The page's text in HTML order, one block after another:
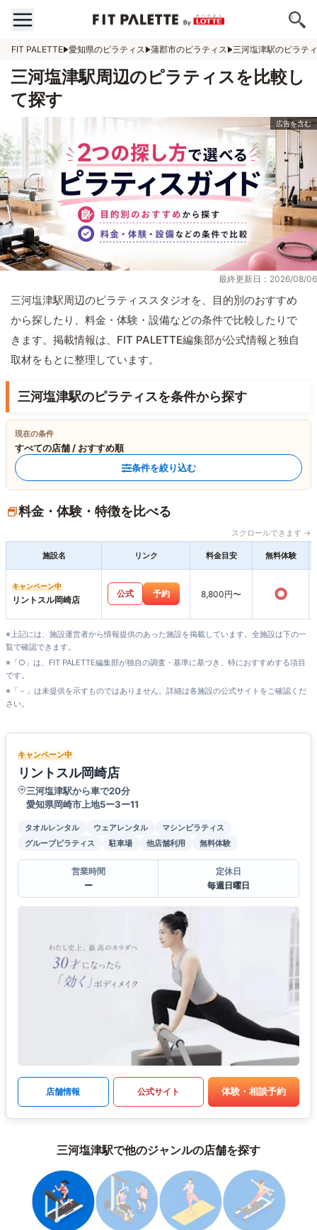
FIT PALETTE 愛知県のピラティス 蒲郡市のピラティス 三河塩津駅のピラテ
三河塩津駅周辺のピラティスを比較し
て探す
最終更新日：2026/08/06
三河塩津駅周辺のピラティススタジオを、目的別のおすすめ
から探したり、料金・体験・設備などの条件で比較したりで
きます。掲載情報は、FIT PALETTE編集部が公式情報と独自
取材をもとに整理しています。
三河塩津駅のピラティスを条件から探す
現在の条件
すべての店舗 / おすすめ順
条件を絞り込む
料金・体験・特徴を比べる
スクロールできます →
施設名 リンク 料金目安 無料体験
キャンペーン中
リントスル岡崎店
公式 予約 8,800円〜 ○
※上記には、施設運営者から情報提供のあった施設を掲載しています。全施設は下の一
覧で確認できます。
※「○」は、FIT PALETTE編集部が独自の調査・基準に基づき、特におすすめする項目
です。
※「－」は未提供を示すものではありません。詳細は各施設の公式サイトをご確認くだ
さい。
キャンペーン中
リントスル岡崎店
三河塩津駅から車で20分
愛知県岡崎市上地5ー3ー11
タオルレンタル ウェアレンタル
マシンピラティス
グループピラティス
駐車場 他店舗利用 無料体験
営業時間
ー
定休日
毎週日曜日
店舗情報 公式サイト 体験・相談予約
三河塩津駅で他のジャンルの店舗を探す